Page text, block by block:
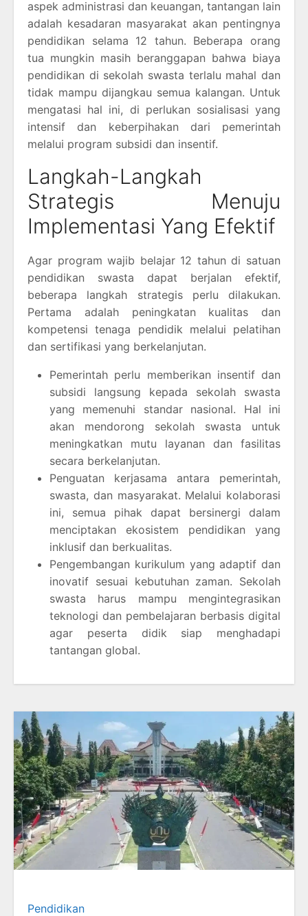
aspek administrasi dan keuangan, tantangan lain
adalah kesadaran masyarakat akan pentingnya
pendidikan selama 12 tahun. Beberapa orang
tua mungkin masih beranggapan bahwa biaya
pendidikan di sekolah swasta terlalu mahal dan
tidak mampu dijangkau semua kalangan. Untuk
mengatasi hal ini, di perlukan sosialisasi yang
intensif dan keberpihakan dari pemerintah
melalui program subsidi dan insentif.
Langkah-Langkah
Strategis Menuju
Implementasi Yang Efektif
Agar program wajib belajar 12 tahun di satuan
pendidikan swasta dapat berjalan efektif,
beberapa langkah strategis perlu dilakukan.
Pertama adalah peningkatan kualitas dan
kompetensi tenaga pendidik melalui pelatihan
dan sertifikasi yang berkelanjutan.
Pemerintah perlu memberikan insentif dan
subsidi langsung kepada sekolah swasta
yang memenuhi standar nasional. Hal ini
akan mendorong sekolah swasta untuk
meningkatkan mutu layanan dan fasilitas
secara berkelanjutan.
Penguatan kerjasama antara pemerintah,
swasta, dan masyarakat. Melalui kolaborasi
ini, semua pihak dapat bersinergi dalam
menciptakan ekosistem pendidikan yang
inklusif dan berkualitas.
Pengembangan kurikulum yang adaptif dan
inovatif sesuai kebutuhan zaman. Sekolah
swasta harus mampu mengintegrasikan
teknologi dan pembelajaran berbasis digital
agar peserta didik siap menghadapi
tantangan global.
Pendidikan